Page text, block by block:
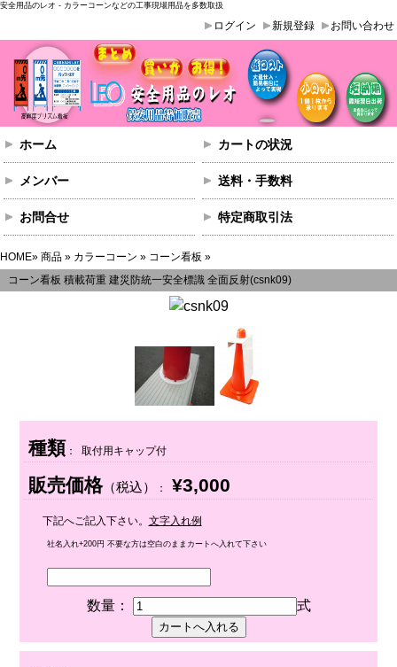
安全用品のレオ - カラーコーンなどの工事現場用品を多数取扱
お問い合わせ
新規登録
ログイン
ホーム カートの状況
メンバー 送料・手数料
お問合せ 特定商取引法
HOME» 商品 » カラーコーン » コーン看板 »
コーン看板 積載荷重 建災防統一安全標識 全面反射(csnk09)
種類 ： 取付用キャップ付
販売価格（税込） ： ¥3,000
下記へご記入下さい。 文字入れ例
社名入れ+200円 不要な方は空白のままカートへ入れて下さい
数量： 式